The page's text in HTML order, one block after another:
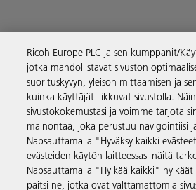
Yritysratkaisut
Tuotteet ja palvelut
Tuki ja yhteystiedot
Ricoh Europe PLC ja sen kumppanit/
jotka mahdollistavat sivuston
suorituskyvyn, yleisön mittaamisen ja
kuinka käyttäjät liikkuvat sivustolla.
sivustokokemustasi ja voimme tarjota
mainontaa, joka perustuu navigointiisi
Napsauttamalla "Hyväksy kaikki
evästeiden käytön laitteessasi näitä
Napsauttamalla "Hylkää kaikki" hylkäät
paitsi ne, jotka ovat välttämättömiä